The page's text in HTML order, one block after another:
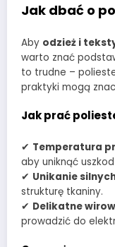
Jak dbać o
Aby odzież i
warto znać
to trudne –
praktyki mogą
Jak prać
✔ Temperatura
aby uniknąć
✔ Unikanie
strukturę tkaniny.
✔ Delikatne
prowadzić do